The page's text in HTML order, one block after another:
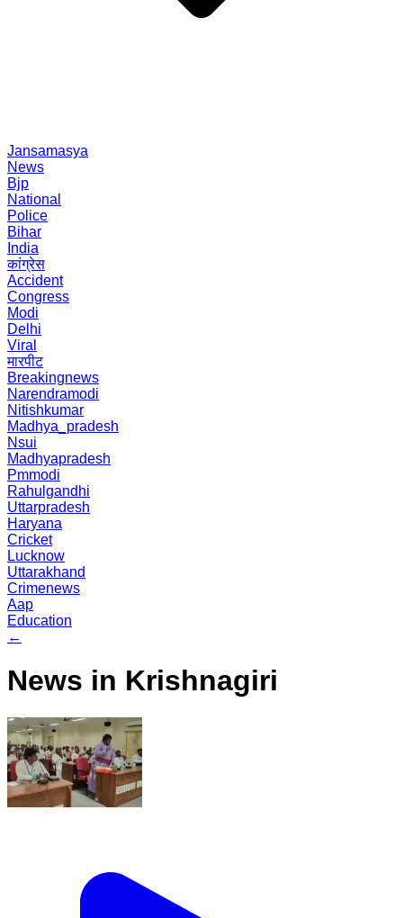
Jansamasya
News
Bjp
National
Police
Bihar
India
कांग्रेस
Accident
Congress
Modi
Delhi
Viral
मारपीट
Breakingnews
Narendramodi
Nitishkumar
Madhya_pradesh
Nsui
Madhyapradesh
Pmmodi
Rahulgandhi
Uttarpradesh
Haryana
Cricket
Lucknow
Uttarakhand
Crimenews
Aap
Education
←
News in Krishnagiri